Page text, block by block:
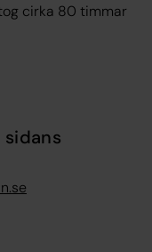
cirka 80 timmar